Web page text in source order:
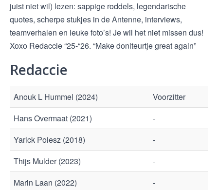
juist niet wil) lezen: sappige roddels, legendarische
quotes, scherpe stukjes in de Antenne, interviews,
teamverhalen en leuke foto’s! Je wil het niet missen dus!
Xoxo Redaccie “25-“26. “Make doniteurtje great again”
Redaccie
Anouk L Hummel (2024)
Voorzitter
Hans Overmaat (2021)
-
Yarick Poiesz (2018)
-
Thijs Mulder (2023)
-
Marin Laan (2022)
-